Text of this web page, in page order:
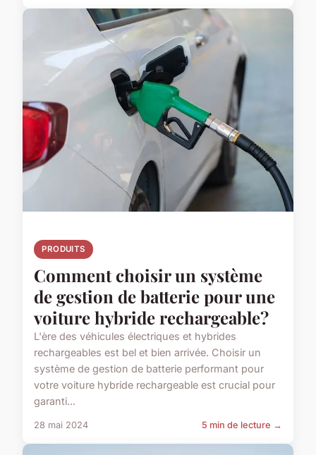
PRODUITS
Comment choisir un système
de gestion de batterie pour une
voiture hybride rechargeable?
L'ère des véhicules électriques et hybrides
rechargeables est bel et bien arrivée. Choisir un
système de gestion de batterie performant pour
votre voiture hybride rechargeable est crucial pour
garanti...
28 mai 2024 5 min de lecture →